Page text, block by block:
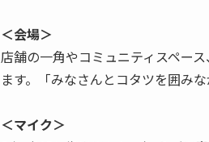
＜会場＞
店舗の一角やコミュニティスペー
ます。「みなさんとコタツを囲み
＜マイク＞